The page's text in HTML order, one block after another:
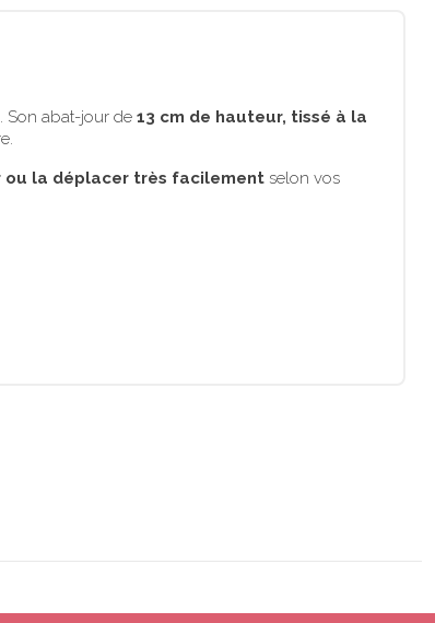
. Son abat-jour de 13 cm de hauteur, tissé à la
ou la déplacer très facilement selon vos